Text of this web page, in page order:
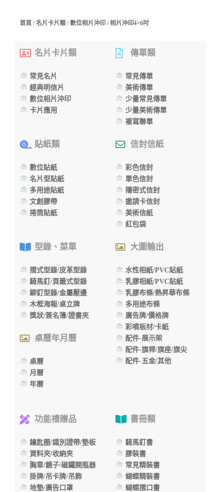
首頁/名片卡片類/數位相片沖印/ 相片沖印4×6吋
名片卡片類
常見名片
經典明信片
數位相片沖印
卡片應用
傳單類
常見傳單
美術傳單
少量常見傳單
少量美術傳單
複寫聯單
貼紙類
數位貼紙
名片型貼紙
多用途貼紙
文創膠帶
捲筒貼紙
信封信紙
彩色信封
單色信封
隱密式信封
邀請卡信封
美術信紙
紅包袋
型錄、菜單
摺式型錄/皮革型錄
騎馬釘/頁籤式型錄
鉚釘型錄/金屬壓邊
木框海報/桌立牌
獎狀/簽名簿/證書夾
桌曆年月曆
桌曆
月曆
年曆
大圖輸出
水性相紙/PVC貼紙
乳膠相紙/PVC貼紙
乳膠布條/熱昇華布條
多用途布條
廣告牌/價格牌
彩噴板材/卡紙
配件-展示架
配件-旗桿/旗座/旗尖
配件-五金/其他
功能禮贈品
鑰匙圈/識別證帶/墊板
資料夾/收納夾
胸章/鏡子/磁鐵開瓶器
掛牌/吊卡牌/吊飾
地墊/廣告口罩
書冊類
騎馬釘書
膠裝書
常見精裝書
蝴蝶精裝書
蝴蝶摺口書